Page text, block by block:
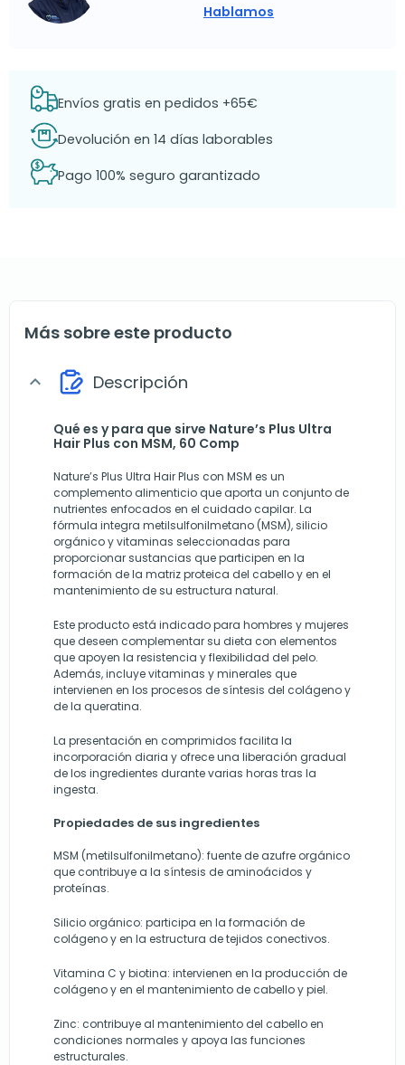
Hablamos
Envíos gratis en pedidos +65€
Devolución en 14 días laborables
Pago 100% seguro garantizado
Más sobre este producto
expand_more Descripción
Qué es y para que sirve Nature’s Plus Ultra
Hair Plus con MSM, 60 Comp
Nature’s Plus Ultra Hair Plus con MSM es un
complemento alimenticio que aporta un conjunto de
nutrientes enfocados en el cuidado capilar. La
fórmula integra metilsulfonilmetano (MSM), silicio
orgánico y vitaminas seleccionadas para
proporcionar sustancias que participen en la
formación de la matriz proteica del cabello y en el
mantenimiento de su estructura natural.
Este producto está indicado para hombres y mujeres
que deseen complementar su dieta con elementos
que apoyen la resistencia y flexibilidad del pelo.
Además, incluye vitaminas y minerales que
intervienen en los procesos de síntesis del colágeno y
de la queratina.
La presentación en comprimidos facilita la
incorporación diaria y ofrece una liberación gradual
de los ingredientes durante varias horas tras la
ingesta.
Propiedades de sus ingredientes
MSM (metilsulfonilmetano): fuente de azufre orgánico
que contribuye a la síntesis de aminoácidos y
proteínas.
Silicio orgánico: participa en la formación de
colágeno y en la estructura de tejidos conectivos.
Vitamina C y biotina: intervienen en la producción de
colágeno y en el mantenimiento de cabello y piel.
Zinc: contribuye al mantenimiento del cabello en
condiciones normales y apoya las funciones
estructurales.